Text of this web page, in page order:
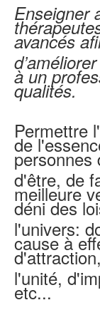
Enseigner
avancés
d’améliorer
à un
qualités.
Permettre
de
personnes
d'être, de
meilleure
déni des
l'univers:
cause à
l'unité,
etc...